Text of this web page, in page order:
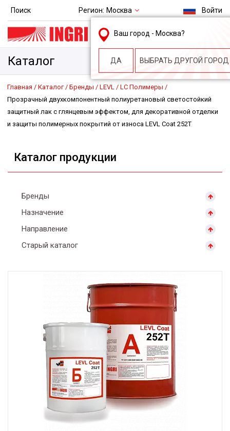
Поиск Регион: Москва
Ваш город - Москва?
ДА ВЫБРАТЬ ДРУГОЙ ГОРОД
Войти
msk@ingri.ru
пн. – пт.: 9.00-18.00
Каталог
Главная Каталог Бренды LEVL
LC Полимеры
Прозрачный двухкомпонентный полиуретановый светостойкий
защитный лак с глянцевым эффектом, для декоративной отделки
и защиты полимерных покрытий от износа LEVL Coat 252Т
Каталог продукции
Бренды
Назначение
Направление
Старый каталог